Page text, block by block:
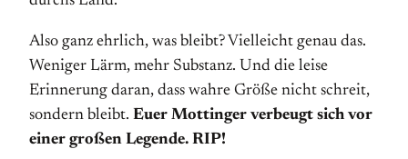
Also ganz ehrlich, was bleibt? Vielleicht genau das.
Weniger Lärm, mehr Substanz. Und die leise
Erinnerung daran, dass wahre Größe nicht schreit,
sondern bleibt. Euer Mottinger verbeugt sich vor
einer großen Legende. RIP!